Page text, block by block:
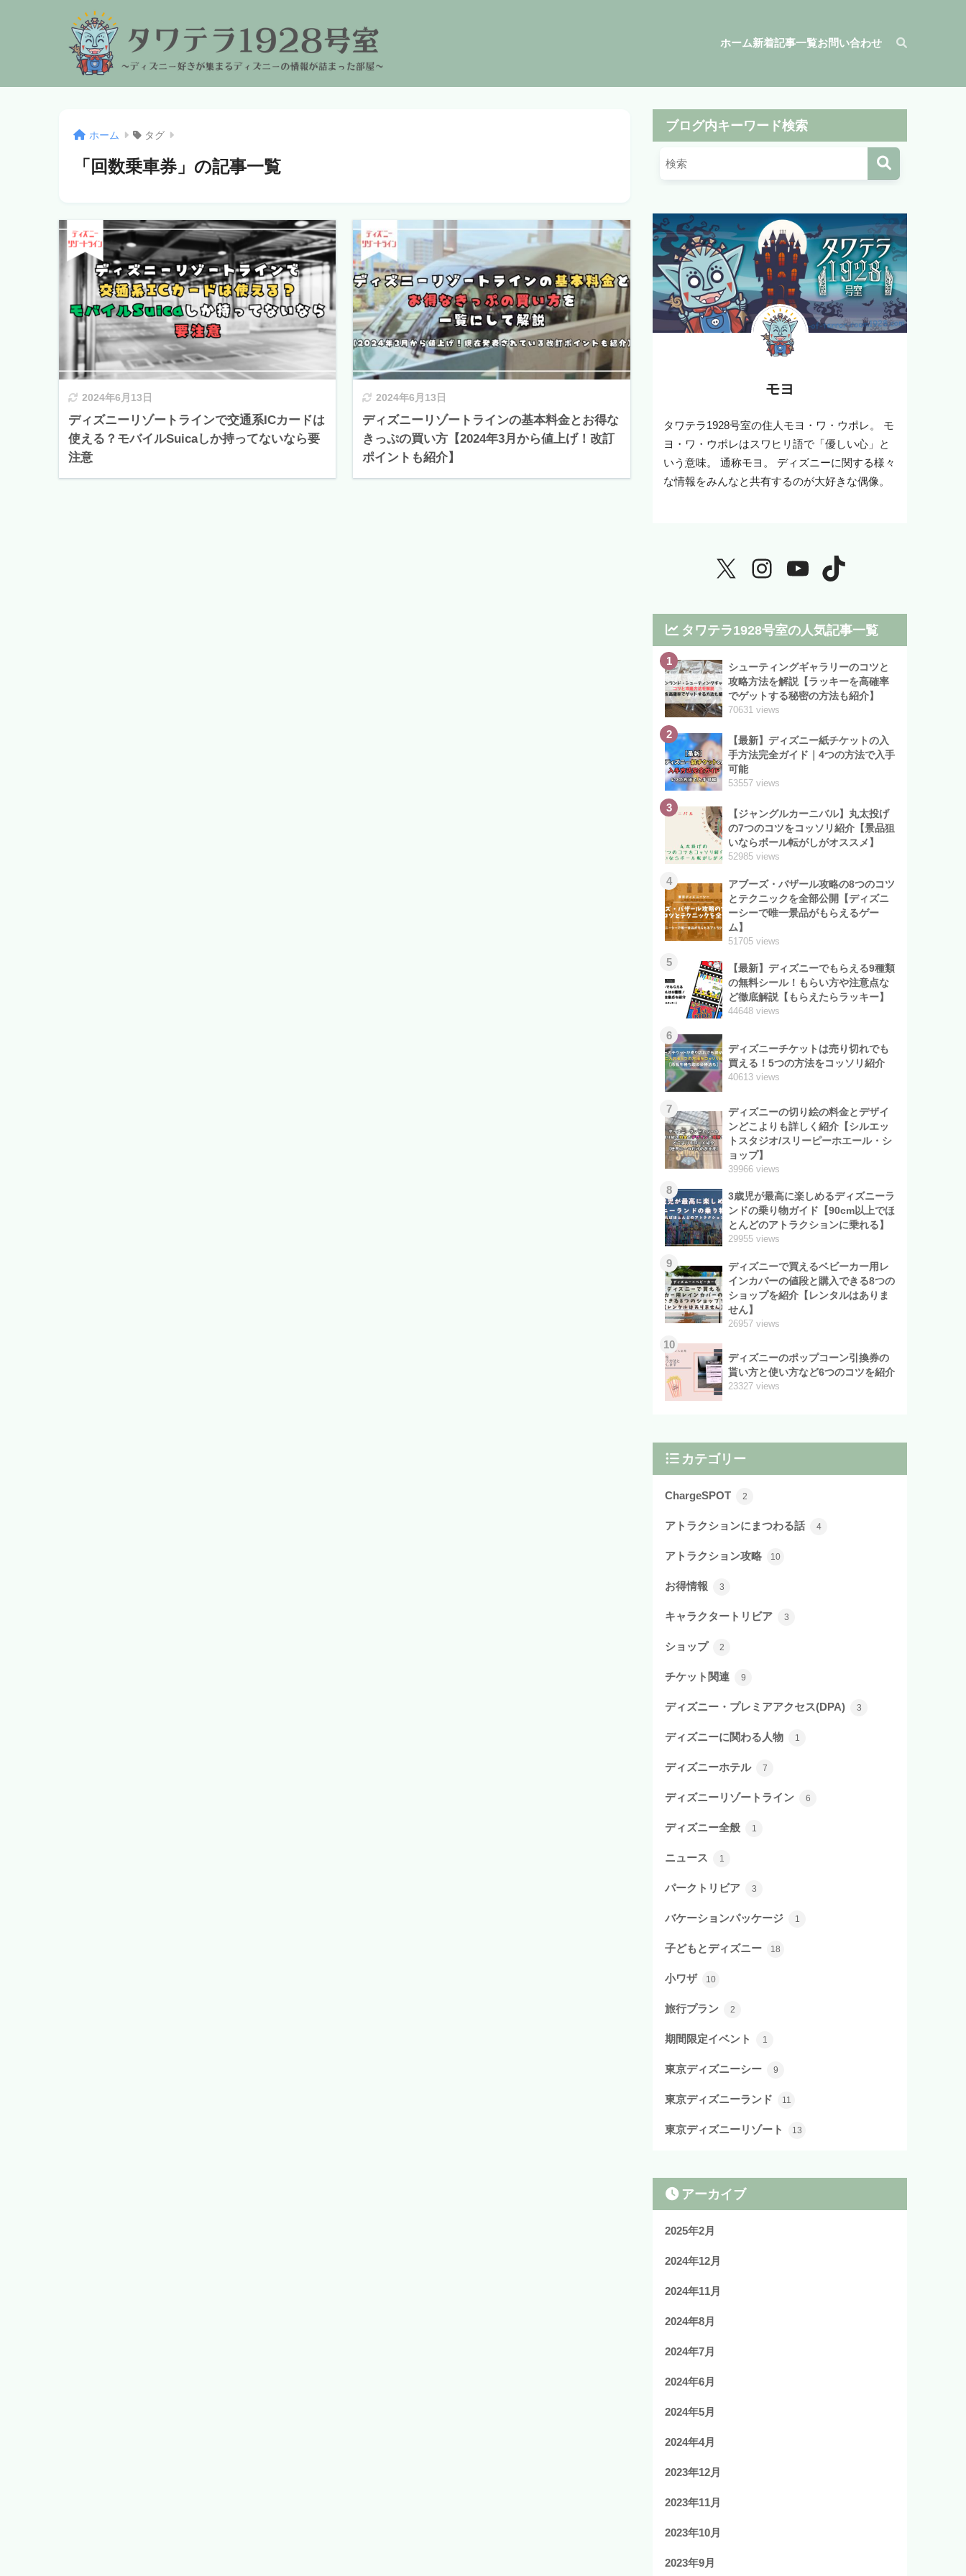
ホーム新着記事一覧お問い合わせ
ホーム タグ
「回数乗車券」の記事一覧
2024年6月13日
ディズニーリゾートラインで交通系ICカードは
使える？モバイルSuicaしか持ってないなら要
注意
2024年6月13日
ディズニーリゾートラインの基本料金とお得な
きっぷの買い方【2024年3月から値上げ！改訂
ポイントも紹介】
ブログ内キーワード検索
モヨ
タワテラ1928号室の住人モヨ・ワ・ウポレ。 モ
ヨ・ワ・ウポレはスワヒリ語で「優しい心」と
いう意味。 通称モヨ。 ディズニーに関する様々
な情報をみんなと共有するのが大好きな偶像。
タワテラ1928号室の人気記事一覧
1
シューティングギャラリーのコツと
攻略方法を解説【ラッキーを高確率
でゲットする秘密の方法も紹介】
70631 views
2
【最新】ディズニー紙チケットの入
手方法完全ガイド｜4つの方法で入手
可能
53557 views
3
【ジャングルカーニバル】丸太投げ
の7つのコツをコッソリ紹介【景品狙
いならボール転がしがオススメ】
52985 views
4
アブーズ・バザール攻略の8つのコツ
とテクニックを全部公開【ディズニ
ーシーで唯一景品がもらえるゲー
ム】
51705 views
5
【最新】ディズニーでもらえる9種類
の無料シール！もらい方や注意点な
ど徹底解説【もらえたらラッキー】
44648 views
6
ディズニーチケットは売り切れでも
買える！5つの方法をコッソリ紹介
40613 views
7
ディズニーの切り絵の料金とデザイ
ンどこよりも詳しく紹介【シルエッ
トスタジオ/スリーピーホエール・シ
ョップ】
39966 views
8
3歳児が最高に楽しめるディズニーラ
ンドの乗り物ガイド【90cm以上でほ
とんどのアトラクションに乗れる】
29955 views
9
ディズニーで買えるベビーカー用レ
インカバーの値段と購入できる8つの
ショップを紹介【レンタルはありま
せん】
26957 views
10
ディズニーのポップコーン引換券の
貰い方と使い方など6つのコツを紹介
23327 views
カテゴリー
ChargeSPOT 2
アトラクションにまつわる話 4
アトラクション攻略 10
お得情報 3
キャラクタートリビア 3
ショップ 2
チケット関連 9
ディズニー・プレミアアクセス(DPA) 3
ディズニーに関わる人物 1
ディズニーホテル 7
ディズニーリゾートライン 6
ディズニー全般 1
ニュース 1
パークトリビア 3
バケーションパッケージ 1
子どもとディズニー 18
小ワザ 10
旅行プラン 2
期間限定イベント 1
東京ディズニーシー 9
東京ディズニーランド 11
東京ディズニーリゾート 13
アーカイブ
2025年2月
2024年12月
2024年11月
2024年8月
2024年7月
2024年6月
2024年5月
2024年4月
2023年12月
2023年11月
2023年10月
2023年9月